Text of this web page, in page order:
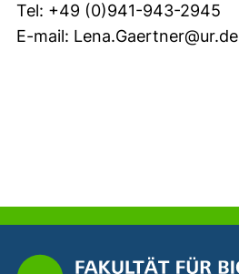
Tel: +49 (0)941-943-2945
E-mail: Lena.Gaertner@ur.de